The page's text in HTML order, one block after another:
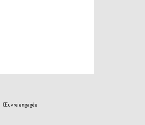
Œuvre engagée